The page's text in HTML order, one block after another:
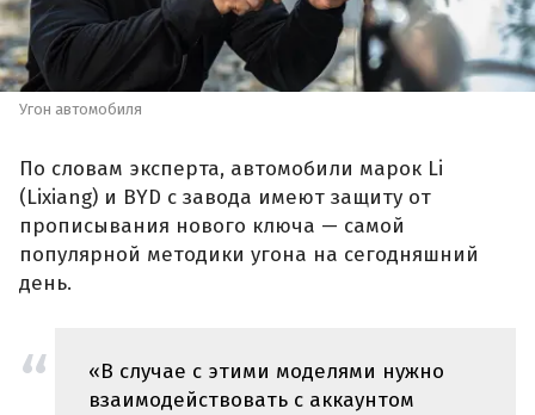
Угон автомобиля
По словам эксперта, автомобили марок Li
(Lixiang) и BYD с завода имеют защиту от
прописывания нового ключа — самой
популярной методики угона на сегодняшний
день.
«В случае с этими моделями нужно
взаимодействовать с аккаунтом